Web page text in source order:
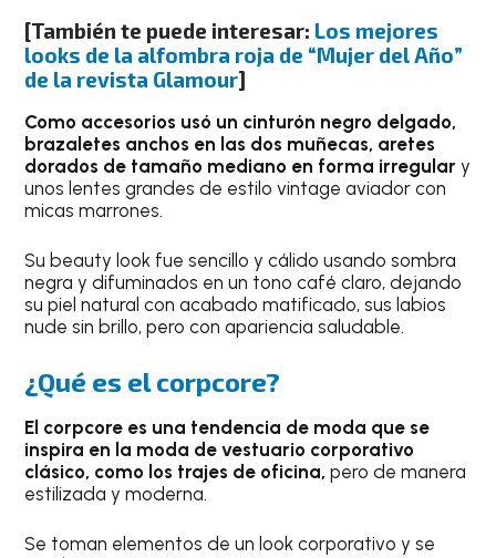
[También te puede interesar: Los mejores
looks de la alfombra roja de “Mujer del Año”
de la revista Glamour]
Como accesorios usó un cinturón negro delgado,
brazaletes anchos en las dos muñecas, aretes
dorados de tamaño mediano en forma irregulary
unos lentes grandes de estilo vintage aviador con
micas marrones.
Su beauty look fue sencillo y cálido usando sombra
negra y difuminados en un tono café claro, dejando
su piel natural con acabado matificado, sus labios
nude sin brillo, pero con apariencia saludable.
¿Qué es el corpcore?
El corpcore es una tendencia de moda que se
inspira en la moda de vestuario corporativo
clásico, como los trajes de oficina, pero de manera
estilizada y moderna.
Se toman elementos de un look corporativo y se